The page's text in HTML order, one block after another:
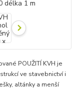
POUŽITÍ KVH je
ve stavebnictví i
altánky a menší